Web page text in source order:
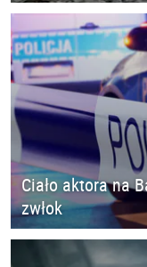
Ciało aktora na
zwłok